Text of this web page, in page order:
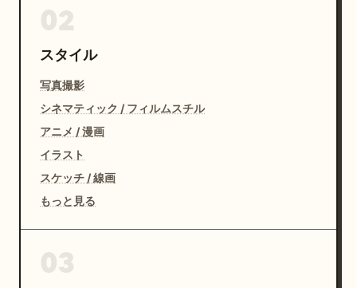
スタイル
写真撮影
シネマティック / フィルムスチル
アニメ / 漫画
イラスト
スケッチ / 線画
もっと見る